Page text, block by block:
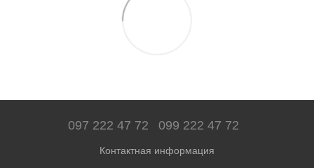
097 222 47 72 099 222 47 72
Контактная информация